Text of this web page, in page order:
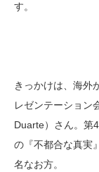
す。
きっかけは、海外
レゼンテーション
Duarte）さん。第
の『不都合な真実
名なお方。